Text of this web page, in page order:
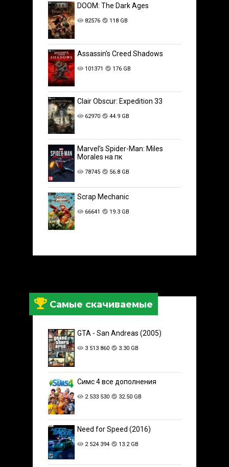
DOOM: The Dark Ages
82576 118 GB
Assassin's Creed Shadows
101371 176 GB
Clair Obscur: Expedition 33
62970 44.9 GB
Marvel’s Spider-Man: Miles
Morales на пк
78745 56.8 GB
Scrap Mechanic
66641 19.3 GB
Самые скачиваемые
GTA - San Andreas (2005)
3 513 860 3.30 GB
Симс 4 все дополнения
2 533 530 32.50 GB
Need for Speed (2016)
2 524 394 13.2 GB